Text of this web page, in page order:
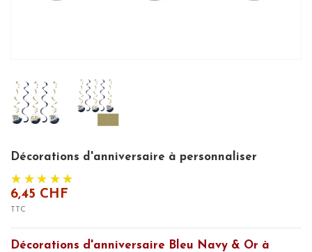
Décorations d'anniversaire à personnaliser
6,45 CHF
TTC
Décorations d'anniversaire Bleu Navy & Or à